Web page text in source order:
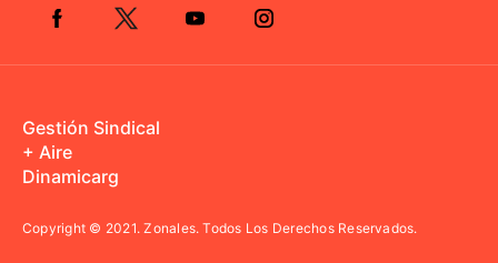
Gestión Sindical
+ Aire
Dinamicarg
Copyright © 2021.Zonales. Todos Los Derechos Reservados.